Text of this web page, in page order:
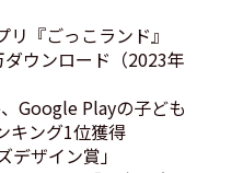
『ごっこランド』
ウンロード（2023年
Google Playの子ども
キング1位獲得
ザイン賞」